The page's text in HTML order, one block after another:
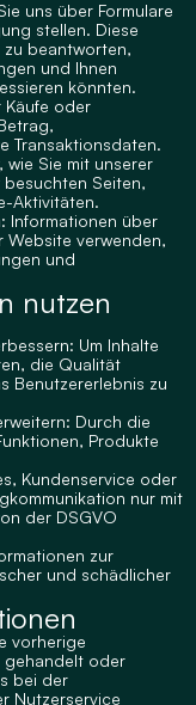
uns über Formulare
stellen. Diese
zu beantworten,
und Ihnen
könnten.
Käufe oder
Transaktionsdaten.
Sie mit unserer
Seiten,
Aktivitäten.
Informationen über
Website verwenden,
und
nutzen
Um Inhalte
die Qualität
Benutzererlebnis zu
Durch die
Produkte
Kundenservice oder
nur mit
der DSGVO
zur
und schädlicher
vorherige
gehandelt oder
bei der
Nutzerservice